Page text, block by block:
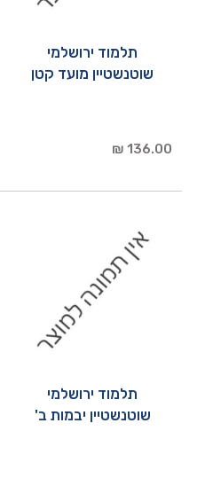
תלמוד ירושלמי
שוטנשטיין מועד קטן
136.00 ₪
תלמוד ירושלמי
שוטנשטיין יבמות ב'